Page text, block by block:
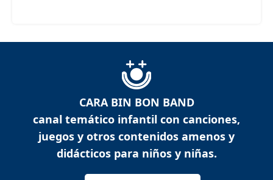
CARA BIN BON BAND
canal temático infantil con canciones,
juegos y otros contenidos amenos y
didácticos para niños y niñas.